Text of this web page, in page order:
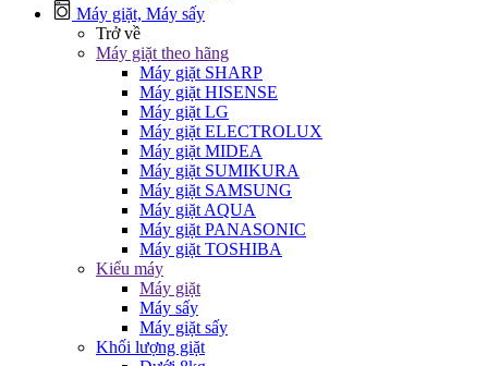
Máy giặt, Máy sấy
Trở về
Máy giặt theo hãng
Máy giặt SHARP
Máy giặt HISENSE
Máy giặt LG
Máy giặt ELECTROLUX
Máy giặt MIDEA
Máy giặt SUMIKURA
Máy giặt SAMSUNG
Máy giặt AQUA
Máy giặt PANASONIC
Máy giặt TOSHIBA
Kiểu máy
Máy giặt
Máy sấy
Máy giặt sấy
Khối lượng giặt